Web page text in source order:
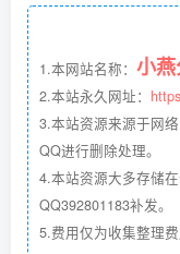
1.本网站名称： 小
2.本站永久网址：
3.本站资源来源于网
QQ进行删除处理。
4.本站资源大多存储
QQ392801183补发。
5.费用仅为收集整理